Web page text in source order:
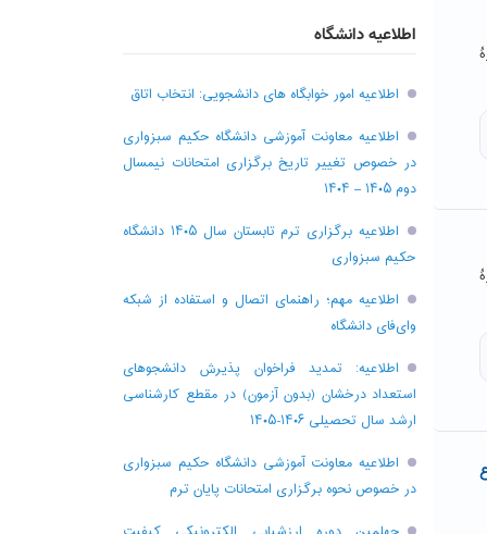
اطلاعیه دانشگاه
اطلاعیه امور خوابگاه های دانشجویی: انتخاب اتاق
اطلاعیه معاونت آموزشی دانشگاه حکیم سبزواری
در خصوص تغییر تاریخ برگزاری امتحانات نیمسال
دوم ۱۴۰۵ – ۱۴۰۴
اطلاعیه برگزاری ترم تابستان سال ۱۴۰۵ دانشگاه
حکیم سبزواری
اطلاعیه مهم؛ راهنمای اتصال و استفاده از شبکه
وای‌فای دانشگاه
اطلاعیه: تمدید فراخوان پذیرش دانشجو‌های
استعداد درخشان (بدون آزمون) در مقطع کارشناسی
ارشد سال تحصیلی ۱۴۰۶-۱۴۰۵
اطلاعیه معاونت آموزشی دانشگاه حکیم سبزواری
در خصوص نحوه برگزاری امتحانات پایان ترم